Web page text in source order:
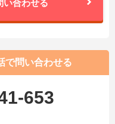
い合わせる
で問い合わせる
653